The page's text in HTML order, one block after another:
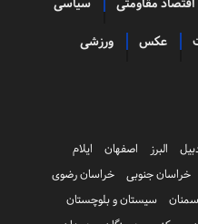
عکس ورزشی
البرز اصفهان
ایلام
خراسان جنوبی
خراسان رضوی
سمنان
سیستان و بلوچستان